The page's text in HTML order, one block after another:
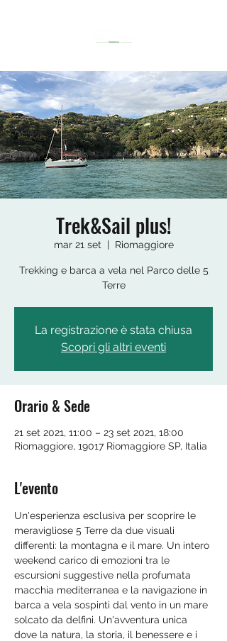
Trek&Sail plus!
mar 21 set
  |
Riomaggiore
Trekking e barca a vela nel Parco delle 5
Terre
La registrazione è stata chiusa
Scopri gli altri eventi
Orario & Sede
21 set 2021, 11:00 – 23 set 2021, 18:00
Riomaggiore, 19017 Riomaggiore SP, Italia
L'evento
Un'esperienza esclusiva per scoprire le
meravigliose 5 Terre da due visuali
differenti: la montagna e il mare. Un intero
weekend carico di emozioni tra le
escursioni suggestive nella profumata
macchia mediterranea e la navigazione in
barca a vela sospinti dal vento in un mare
solcato da delfini. Un'avventura unica
dove la natura, la storia, il benessere e i